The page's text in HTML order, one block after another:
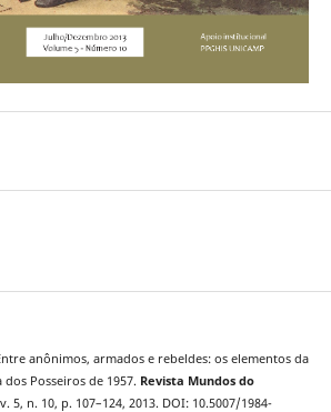
anônimos, armados e rebeldes: os elementos da
Posseiros de 1957. Revista Mundos do
5, n. 10, p. 107–124, 2013. DOI: 10.5007/1984-